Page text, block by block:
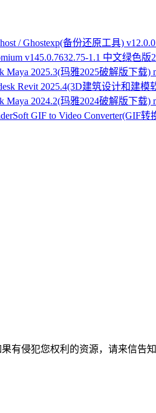
/ Ghostexp(备份还原工具)
v145.0.7632.75-1.1 中文绿色版
Maya 2025.3(玛雅2025破解版下载)
Revit 2025.4(3D建筑设计和建模
Maya 2024.2(玛雅2024破解版下载)
GIF to Video Converter(GIF
侵犯您权利的资源，请来信告知